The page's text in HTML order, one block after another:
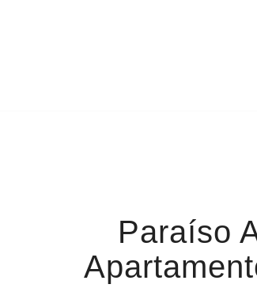
Paraíso